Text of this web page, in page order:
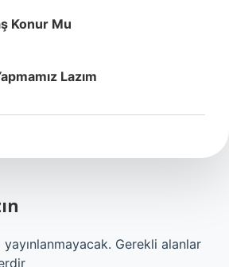
Konur Mu
Lazım
Gerekli alanlar